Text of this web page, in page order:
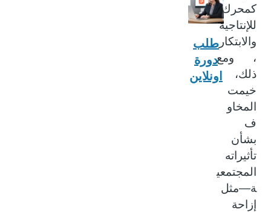
كمحرك
للإنتاجية
والابتكار
، ومع
ذلك،
خيمت
المخاو
ف
بشأن
تأثيراته
المجتمعي
ة—مثل
إزاحة
طلب
دورة
اونلاين